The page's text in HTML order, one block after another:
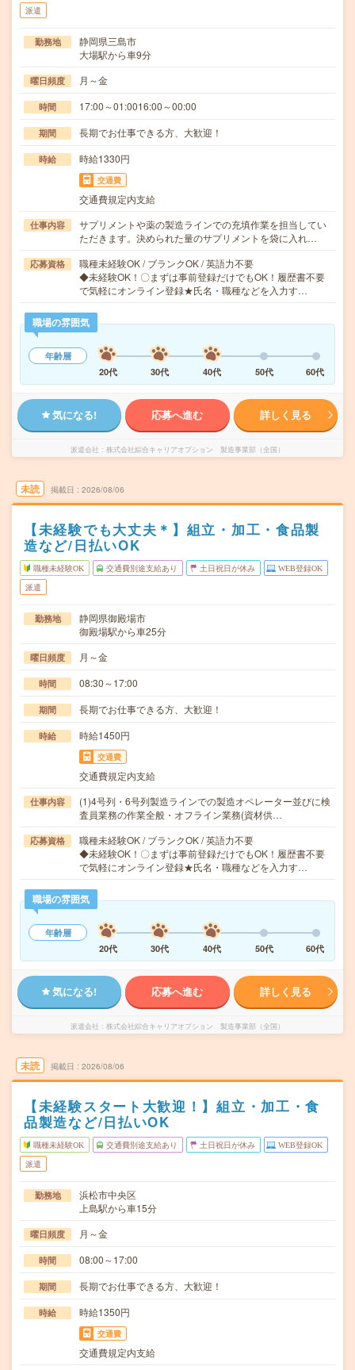
派遣
勤務地
静岡県三島市
大場駅から車9分
曜日頻度 月～金
時間 17:00～01:0016:00～00:00
期間 長期でお仕事できる方、大歓迎！
時給 時給1330円
交通費
交通費規定内支給
仕事内容
サプリメントや薬の製造ラインでの充填作業を担当してい
ただきます。決められた量のサプリメントを袋に入れ…
応募資格
職種未経験OK / ブランクOK / 英語力不要
◆未経験OK！〇まずは事前登録だけでもOK！履歴書不要
で気軽にオンライン登録★氏名・職種などを入力す…
職場の雰囲気
年齢層
20代
30代 40代 50代 60代
気になる! 応募へ進む 詳しく見る
派遣会社 株式会社綜合キャリアオプション 製造事業部（全国）
未読 掲載日 2026/08/06
【未経験でも大丈夫＊】組立・加工・食品製
造など/日払いOK
職種未経験OK 交通費別途支給あり 土日祝日が休み WEB登録OK
派遣
勤務地
静岡県御殿場市
御殿場駅から車25分
曜日頻度 月～金
時間 08:30～17:00
期間 長期でお仕事できる方、大歓迎！
時給 時給1450円
交通費
交通費規定内支給
仕事内容
(1)4号列・6号列製造ラインでの製造オペレーター並びに検
査員業務の作業全般・オフライン業務(資材供…
応募資格
職種未経験OK / ブランクOK / 英語力不要
◆未経験OK！〇まずは事前登録だけでもOK！履歴書不要
で気軽にオンライン登録★氏名・職種などを入力す…
職場の雰囲気
年齢層
20代
30代 40代 50代 60代
気になる! 応募へ進む 詳しく見る
派遣会社 株式会社綜合キャリアオプション 製造事業部（全国）
未読 掲載日 2026/08/06
【未経験スタート大歓迎！】組立・加工・食
品製造など/日払いOK
職種未経験OK 交通費別途支給あり 土日祝日が休み WEB登録OK
派遣
勤務地
浜松市中央区
上島駅から車15分
曜日頻度 月～金
時間 08:00～17:00
期間 長期でお仕事できる方、大歓迎！
時給 時給1350円
交通費
交通費規定内支給